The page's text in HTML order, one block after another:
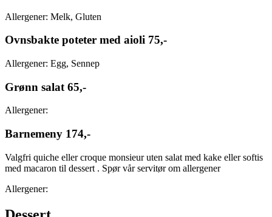
Allergener: Melk, Gluten
Ovnsbakte poteter med aioli 75,-
Allergener: Egg, Sennep
Grønn salat 65,-
Allergener:
Barnemeny 174,-
Valgfri quiche eller croque monsieur uten salat med kake eller softis
med macaron til dessert . Spør vår servitør om allergener
Allergener: